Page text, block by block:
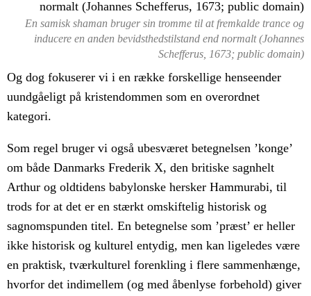
En samisk shaman bruger sin tromme til at fremkalde trance og
inducere en anden bevidsthedstilstand end normalt (Johannes
Schefferus, 1673; public domain)
Og dog fokuserer vi i en række forskellige henseender
uundgåeligt på kristendommen som en overordnet
kategori.
Som regel bruger vi også ubesværet betegnelsen ’konge’
om både Danmarks Frederik X, den britiske sagnhelt
Arthur og oldtidens babylonske hersker Hammurabi, til
trods for at det er en stærkt omskiftelig historisk og
sagnomspunden titel. En betegnelse som ’præst’ er heller
ikke historisk og kulturel entydig, men kan ligeledes være
en praktisk, tværkulturel forenkling i flere sammenhænge,
hvorfor det indimellem (og med åbenlyse forbehold) giver